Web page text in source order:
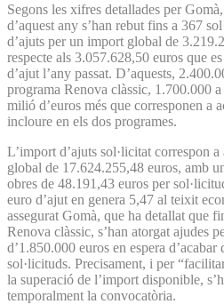
Segons les xifres detallades per
d’aquest any s’han rebut fins a 367
d’ajuts per un import global de
respecte als 3.057.628,50 euros que
d’ajut l’any passat. D’aquests,
programa Renova clàssic, 1.700.000
milió d’euros més que corresponen a
incloure en els dos programes.
L’import d’ajuts sol·licitat correspon
global de 17.624.255,48 euros, amb
obres de 48.191,43 euros per
euro d’ajut en genera 5,47 al teixit
assegurat Gomà, que ha detallat que
Renova clàssic, s’han atorgat ajudes
d’1.850.000 euros en espera d’acabar
sol·licituds. Precisament, i per
la superació de l’import disponible,
temporalment la convocatòria.